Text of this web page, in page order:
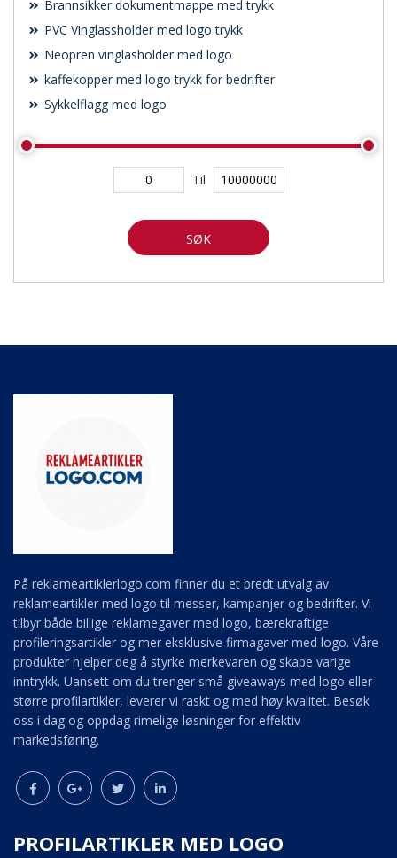
Brannsikker dokumentmappe med trykk
PVC Vinglassholder med logo trykk
Neopren vinglasholder med logo
kaffekopper med logo trykk for bedrifter
Sykkelflagg med logo
Til
SØK
På reklameartiklerlogo.com finner du et bredt utvalg av
reklameartikler med logo til messer, kampanjer og bedrifter. Vi
tilbyr både billige reklamegaver med logo, bærekraftige
profileringsartikler og mer eksklusive firmagaver med logo. Våre
produkter hjelper deg å styrke merkevaren og skape varige
inntrykk. Uansett om du trenger små giveaways med logo eller
større profilartikler, leverer vi raskt og med høy kvalitet. Besøk
oss i dag og oppdag rimelige løsninger for effektiv
markedsføring.
PROFILARTIKLER MED LOGO